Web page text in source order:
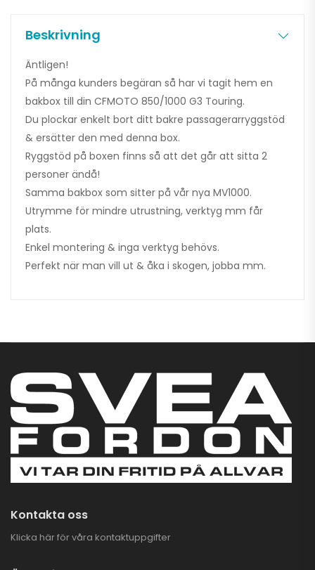
Beskrivning
Äntligen!
På många kunders begäran så har vi tagit hem en
bakbox till din CFMOTO 850/1000 G3 Touring.
Du plockar enkelt bort ditt bakre passagerarryggstöd
& ersätter den med denna box.
Ryggstöd på boxen finns så att det går att sitta 2
personer ändå!
Samma bakbox som sitter på vår nya MV1000.
Utrymme för mindre utrustning, verktyg mm får
plats.
Enkel montering & inga verktyg behövs.
Perfekt när man vill ut & åka i skogen, jobba mm.
Kontakta oss
Klicka här för våra kontaktuppgifter